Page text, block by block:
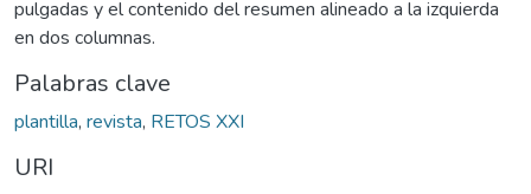
pulgadas y el contenido del resumen alineado a la izquierda
en dos columnas.
Palabras clave
plantilla, revista, RETOS XXI
URI